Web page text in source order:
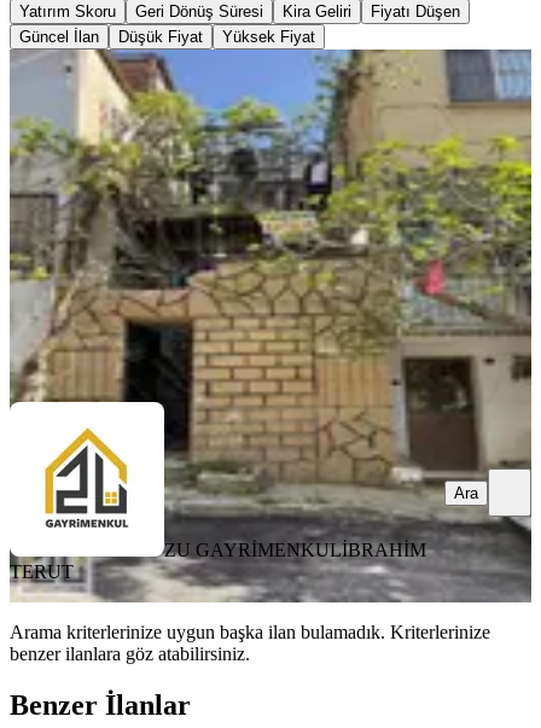
Yatırım Skoru Geri Dönüş Süresi Kira Geliri
Fiyatı Düşen
Güncel İlan
Düşük Fiyat Yüksek Fiyat
İzmir Altındağda Satılık 3 Katlı Daire
Bornova, Çamkule Mahallesi
2+1·100 m²·Bahçe katı ·10.05.2026
2.750.000 ₺Geri Dönüş: 13 yıl
ZU GAYRİMENKULİBRAHİM TERUT
Ara
ZU GAYRİMENKULİBRAHİM
TERUT
Ara
Arama kriterlerinize uygun başka ilan bulamadık. Kriterlerinize
benzer ilanlara göz atabilirsiniz.
Benzer İlanlar